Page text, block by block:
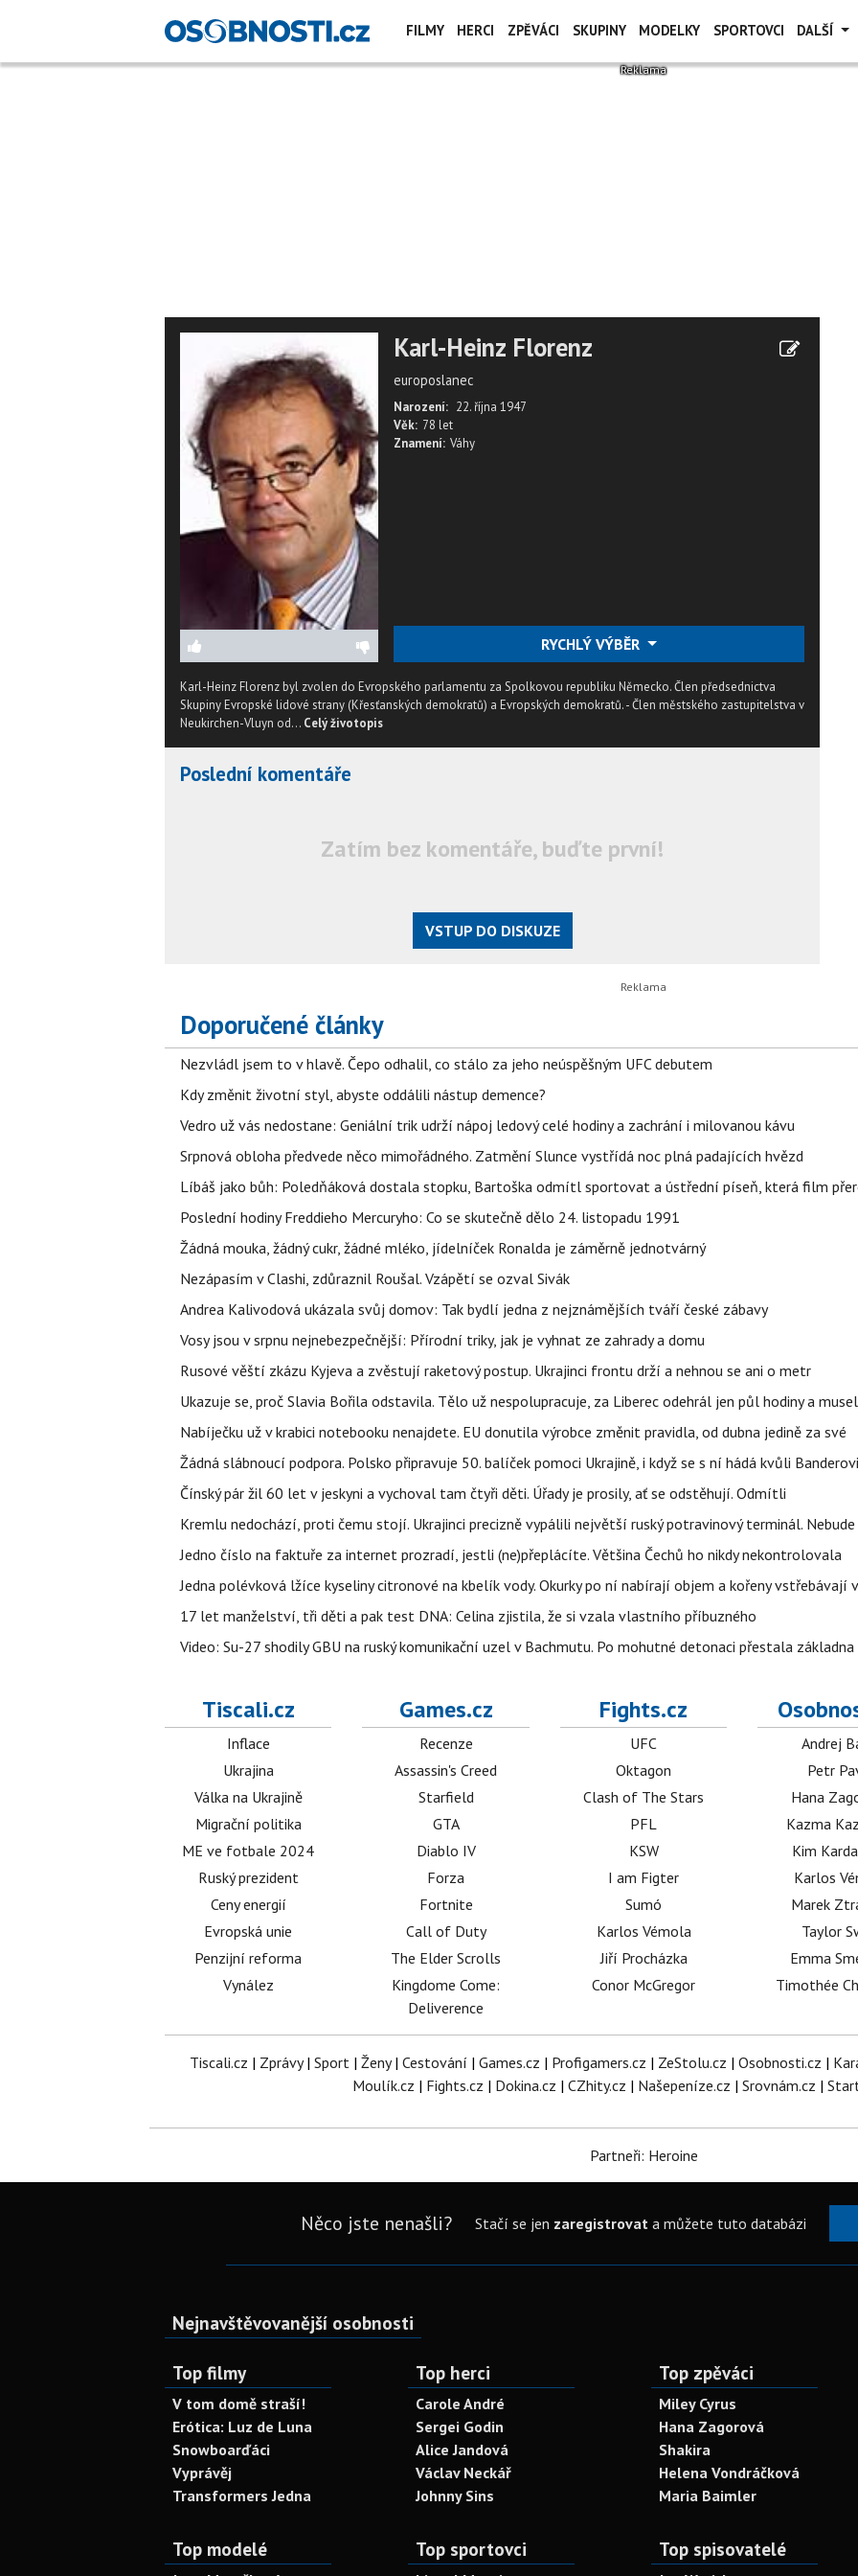
FILMY HERCI ZPĚVÁCI SKUPINY MODELKY SPORTOVCI DALŠÍ
Karl-Heinz Florenz
europoslanec
Narození: 22. října 1947
Věk: 78 let
Znamení: Váhy
RYCHLÝ VÝBĚR
Karl-Heinz Florenz byl zvolen do Evropského parlamentu za Spolkovou republiku Německo. Člen předsednictva
Skupiny Evropské lidové strany (Křesťanských demokratů) a Evropských demokratů. - Člen městského zastupitelstva v
Neukirchen-Vluyn od... Celý životopis
Poslední komentáře
Zatím bez komentáře, buďte první!
VSTUP DO DISKUZE
Doporučené články
Nezvládl jsem to v hlavě. Čepo odhalil, co stálo za jeho neúspěšným UFC debutem
Kdy změnit životní styl, abyste oddálili nástup demence?
Vedro už vás nedostane: Geniální trik udrží nápoj ledový celé hodiny a zachrání i milovanou kávu
Srpnová obloha předvede něco mimořádného. Zatmění Slunce vystřídá noc plná padajících hvězd
Líbáš jako bůh: Poledňáková dostala stopku, Bartoška odmítl sportovat a ústřední píseň, která film
Poslední hodiny Freddieho Mercuryho: Co se skutečně dělo 24. listopadu 1991
Žádná mouka, žádný cukr, žádné mléko, jídelníček Ronalda je záměrně jednotvárný
Nezápasím v Clashi, zdůraznil Roušal. Vzápětí se ozval Sivák
Andrea Kalivodová ukázala svůj domov: Tak bydlí jedna z nejznámějších tváří české zábavy
Vosy jsou v srpnu nejnebezpečnější: Přírodní triky, jak je vyhnat ze zahrady a domu
Rusové věští zkázu Kyjeva a zvěstují raketový postup. Ukrajinci frontu drží a nehnou se ani o metr
Ukazuje se, proč Slavia Bořila odstavila. Tělo už nespolupracuje, za Liberec odehrál jen půl hodiny a
Nabíječku už v krabici notebooku nenajdete. EU donutila výrobce změnit pravidla, od dubna jedině za své
Žádná slábnoucí podpora. Polsko připravuje 50. balíček pomoci Ukrajině, i když se s ní hádá kvůli Banderovi
Čínský pár žil 60 let v jeskyni a vychoval tam čtyři děti. Úřady je prosily, ať se odstěhují. Odmítli
Kremlu nedochází, proti čemu stojí. Ukrajinci precizně vypálili největší ruský potravinový terminál.
Jedno číslo na faktuře za internet prozradí, jestli (ne)přeplácíte. Většina Čechů ho nikdy nekontrolovala
Jedna polévková lžíce kyseliny citronové na kbelík vody. Okurky po ní nabírají objem a kořeny vstřebávají
17 let manželství, tři děti a pak test DNA: Celina zjistila, že si vzala vlastního příbuzného
Video: Su-27 shodily GBU na ruský komunikační uzel v Bachmutu. Po mohutné detonaci přestala
Tiscali.cz
Inflace
Ukrajina
Válka na Ukrajině
Migrační politika
ME ve fotbale 2024
Ruský prezident
Ceny energií
Evropská unie
Penzijní reforma
Vynález
Games.cz
Recenze
Assassin's Creed
Starfield
GTA
Diablo IV
Forza
Fortnite
Call of Duty
The Elder Scrolls
Kingdome Come:
Deliverence
Fights.cz
UFC
Oktagon
Clash of The Stars
PFL
KSW
I am Figter
Sumó
Karlos Vémola
Jiří Procházka
Conor McGregor
Andrej
Petr
Hana
Kazma
Kim
Karlos
Marek
Taylor
Emma
Timothée
Tiscali.cz | Zprávy| Sport| Ženy| Cestování | Games.cz | Profigamers.cz | ZeStolu.cz | Osobnosti.cz |
Moulík.cz | Fights.cz | Dokina.cz | CZhity.cz | Našepeníze.cz | Srovnám.cz |
Partneři: Heroine
Něco jste nenašli? Stačí se jen zaregistrovata můžete tuto databázi
Nejnavštěvovanější osobnosti
Top filmy
V tom domě straší!
Erótica: Luz de Luna
Snowboarďáci
Vyprávěj
Transformers Jedna
Top herci
Carole André
Sergei Godin
Alice Jandová
Václav Neckář
Johnny Sins
Top zpěváci
Miley Cyrus
Hana Zagorová
Shakira
Helena Vondráčková
Maria Baimler
Top modelé Top sportovci Top spisovatelé